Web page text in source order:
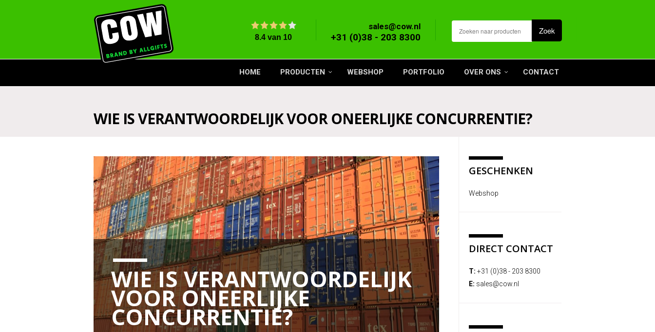
sales@cow.nl
+31 (0)38 - 203 8300
HOME PRODUCTEN WEBSHOP PORTFOLIO OVER ONS CONTACT
WIE IS VERANTWOORDELIJK VOOR ONEERLIJKE CONCURRENTIE?
WIE IS VERANTWOORDELIJK
VOOR ONEERLIJKE
CONCURRENTIE?
GESCHENKEN
Webshop
DIRECT CONTACT
T: +31 (0)38 - 203 8300
E: sales@cow.nl